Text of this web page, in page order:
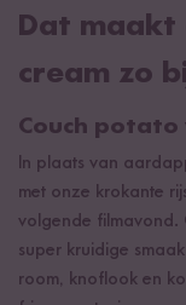
Dat maakt
cream zo
Couch potato
In plaats van
met onze krokante
volgende filmavond.
super kruidige
room, knoflook en